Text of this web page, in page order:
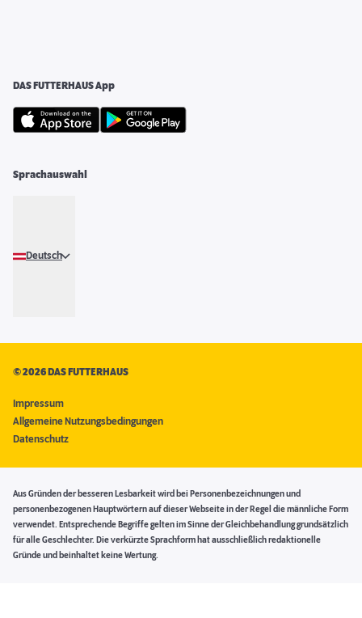
DAS FUTTERHAUS App
Sprachauswahl
Deutsch
©2026 DAS FUTTERHAUS
Impressum
Allgemeine Nutzungsbedingungen
Datenschutz
Aus Gründen der besseren Lesbarkeit wird bei Personenbezeichnungen und
personenbezogenen Hauptwörtern auf dieser Webseite in der Regel die männliche Form
verwendet. Entsprechende Begriffe gelten im Sinne der Gleichbehandlung grundsätzlich
für alle Geschlechter. Die verkürzte Sprachform hat ausschließlich redaktionelle
Gründe und beinhaltet keine Wertung.